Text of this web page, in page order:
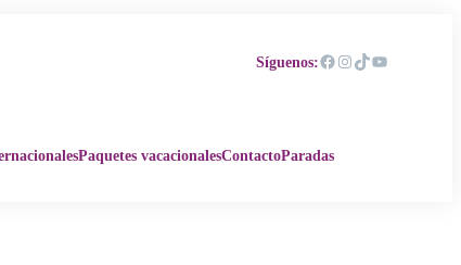
Síguenos:Facebook Instagram TikTok YouTube
Paquetes vacacionalesContactoParadas